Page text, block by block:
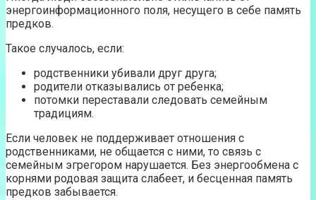
энергоинформационного поля, несущего в себе память
предков.
Такое случалось, если:
родственники убивали друг друга;
родители отказывались от ребенка;
потомки переставали следовать семейным
традициям.
Если человек не поддерживает отношения с
родственниками, не общается с ними, то связь с
семейным эгрегором нарушается. Без энергообмена с
корнями родовая защита слабеет, и бесценная память
предков забывается.